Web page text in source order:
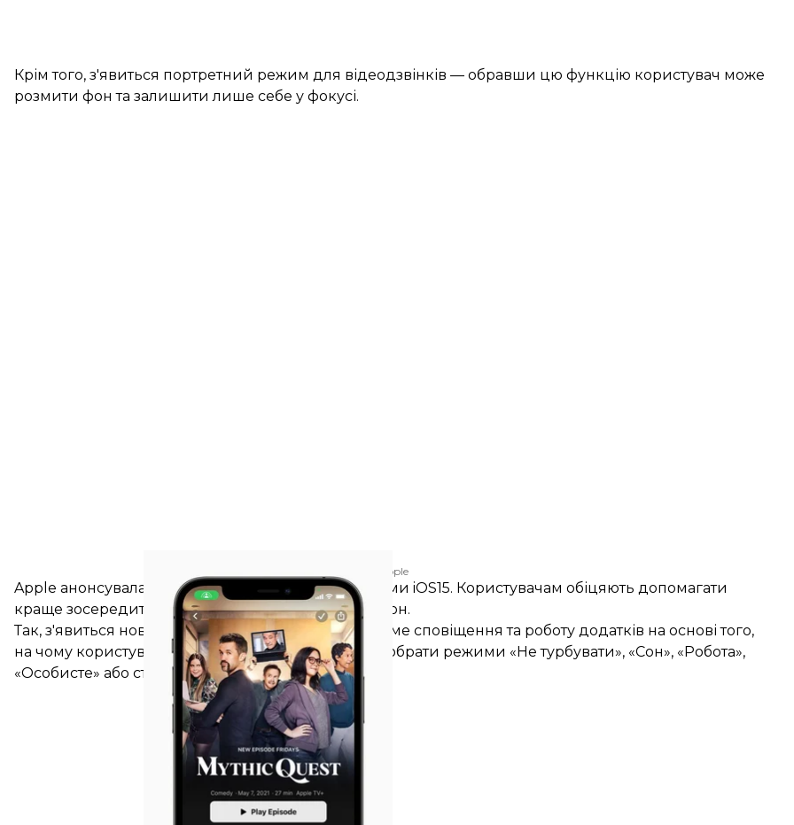
Крім того, з'явиться портретний режим для відеодзвінків — обравши цю функцію користувач може
розмити фон та залишити лише себе у фокусі.
Apple
Apple анонсувала й оновлення операційної системи iOS15. Користувачам обіцяють допомагати
краще зосередитись і не відволікатися на смартфон.
Так, з'явиться нова функція Focus, яка фільтруватиме сповіщення та роботу додатків на основі того,
на чому користувач хоче зосередитися. Він може обрати режими «Не турбувати», «Сон», «Робота»,
«Особисте» або створити власний.